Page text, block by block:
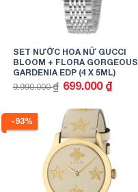
SET NƯỚC HOA NỮ GUCCI
BLOOM + FLORA GORGEOUS
GARDENIA EDP (4 X 5ML)
9.990.000₫ Giá
gốc
699.000 ₫Giá
hiện
-93%